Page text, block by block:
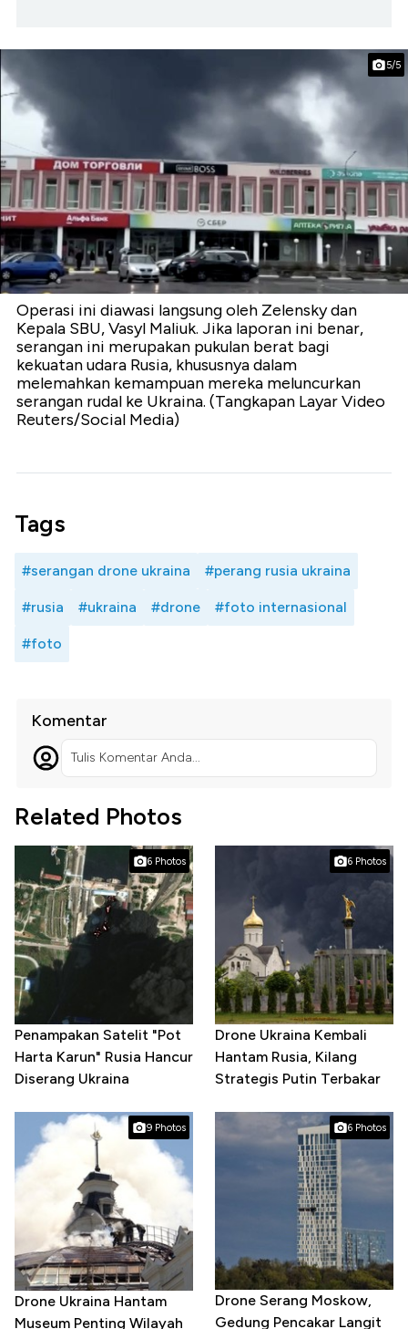
5/5
Operasi ini diawasi langsung oleh Zelensky dan
Kepala SBU, Vasyl Maliuk. Jika laporan ini benar,
serangan ini merupakan pukulan berat bagi
kekuatan udara Rusia, khususnya dalam
melemahkan kemampuan mereka meluncurkan
serangan rudal ke Ukraina. (Tangkapan Layar Video
Reuters/Social Media)
Tags
#serangan drone ukraina #perang rusia ukraina
#rusia #ukraina #drone #foto internasional
#foto
Komentar
Tulis Komentar Anda...
Related Photos
6 Photos
Penampakan Satelit "Pot
Harta Karun" Rusia Hancur
Diserang Ukraina
6 Photos
Drone Ukraina Kembali
Hantam Rusia, Kilang
Strategis Putin Terbakar
9 Photos
Drone Ukraina Hantam
Museum Penting Wilayah
6 Photos
Drone Serang Moskow,
Gedung Pencakar Langit